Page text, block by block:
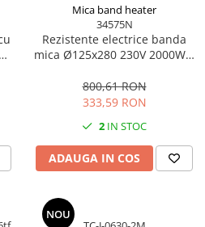
Mica band heater
34575N
Rezistente electrice banda
mica Ø125x280 230V 2000W 2
800,61 RON
333,59 RON
2 IN STOC
ADAUGA IN COS
NOU